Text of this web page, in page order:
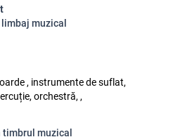
muzical
, instrumente de suflat,
orchestră, ,
muzical